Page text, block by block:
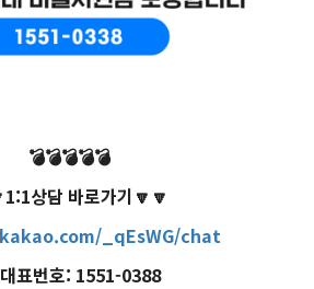
💣💣💣💣💣
1:1상담 바로가기 🔽 🔽
_qEsWG/chat
대표번호: 1551-0388